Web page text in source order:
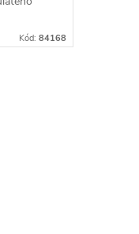
Kód: 84168